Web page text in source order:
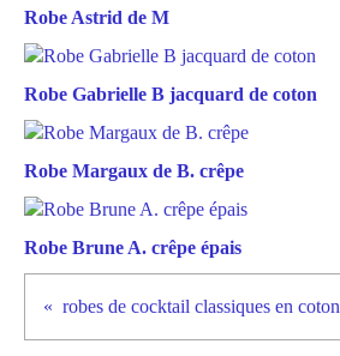
Robe Astrid de M
Robe Gabrielle B jacquard de coton
Robe Margaux de B. crêpe
Robe Brune A. crêpe épais
robes de cocktail classiques en coton